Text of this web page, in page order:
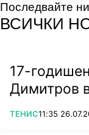
Последвайте
ВСИЧКИ
17-
Димитров
ПОВЕЧЕ ОТ
ТЕНИС11:35